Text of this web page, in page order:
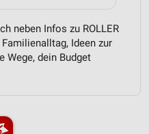
neben Infos zu ROLLER
Ideen zur
Wege, dein Budget